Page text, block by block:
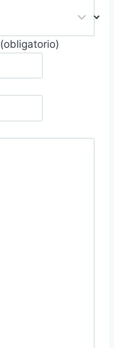
(obligatorio)